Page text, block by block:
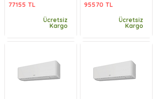
77155 TL
Ücretsiz
Kargo
95570 TL
Ücretsiz
Kargo